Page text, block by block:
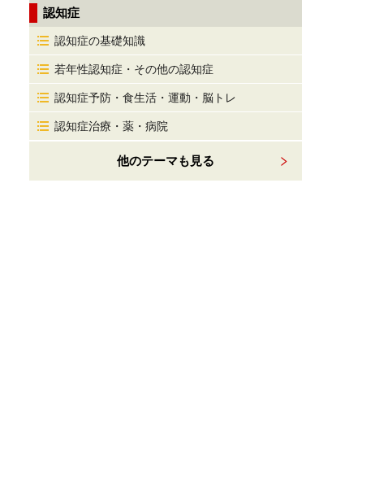
認知症
認知症の基礎知識
若年性認知症・その他の認知症
認知症予防・食生活・運動・脳トレ
認知症治療・薬・病院
他のテーマも見る